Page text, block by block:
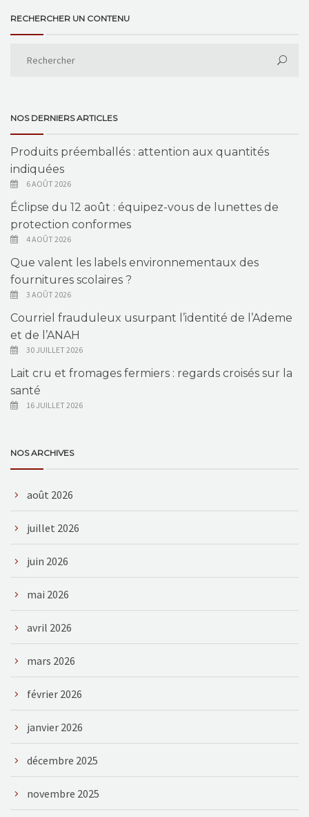
RECHERCHER UN CONTENU
NOS DERNIERS ARTICLES
Produits préemballés : attention aux quantités
indiquées
6 AOÛT 2026
Éclipse du 12 août : équipez-vous de lunettes de
protection conformes
4 AOÛT 2026
Que valent les labels environnementaux des
fournitures scolaires ?
3 AOÛT 2026
Courriel frauduleux usurpant l’identité de l’Ademe
et de l’ANAH
30 JUILLET 2026
Lait cru et fromages fermiers : regards croisés sur la
santé
16 JUILLET 2026
NOS ARCHIVES
août 2026
juillet 2026
juin 2026
mai 2026
avril 2026
mars 2026
février 2026
janvier 2026
décembre 2025
novembre 2025